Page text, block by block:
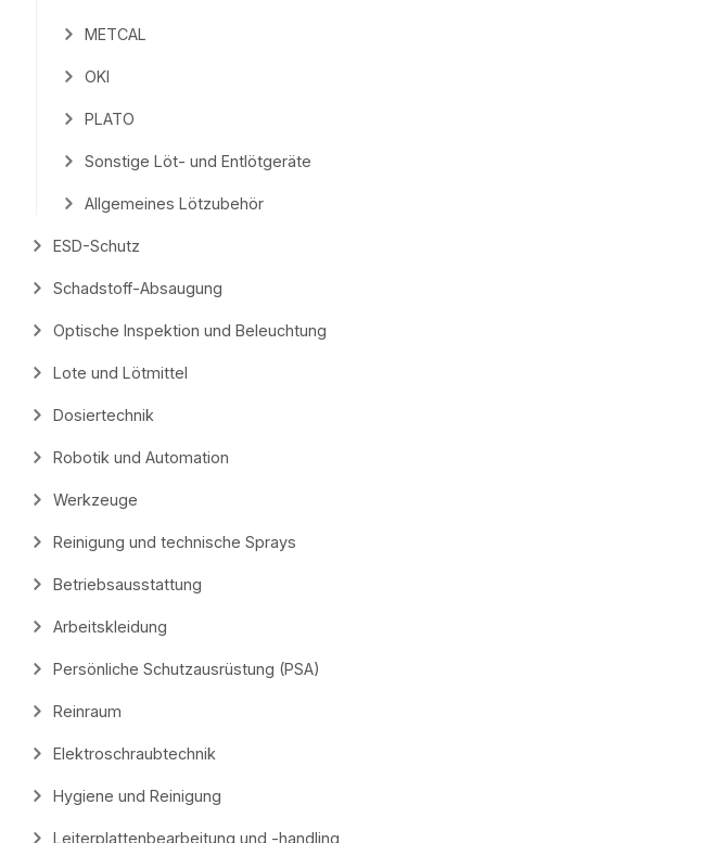
METCAL
OKI
PLATO
Sonstige Löt- und Entlötgeräte
Allgemeines Lötzubehör
ESD-Schutz
Schadstoff-Absaugung
Optische Inspektion und Beleuchtung
Lote und Lötmittel
Dosiertechnik
Robotik und Automation
Werkzeuge
Reinigung und technische Sprays
Betriebsausstattung
Arbeitskleidung
Persönliche Schutzausrüstung (PSA)
Reinraum
Elektroschraubtechnik
Hygiene und Reinigung
Leiterplattenbearbeitung und -handling